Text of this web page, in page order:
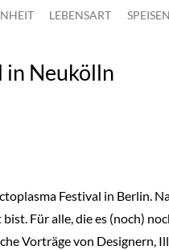
LEBENSART SPEISEN
in Neukölln
Festival in Berlin.
Für alle, die es (noch)
Vorträge von